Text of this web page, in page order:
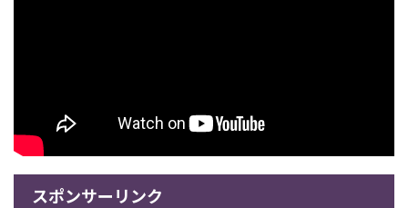
スポンサーリンク